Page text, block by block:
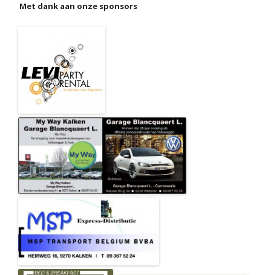
Met dank aan onze sponsors